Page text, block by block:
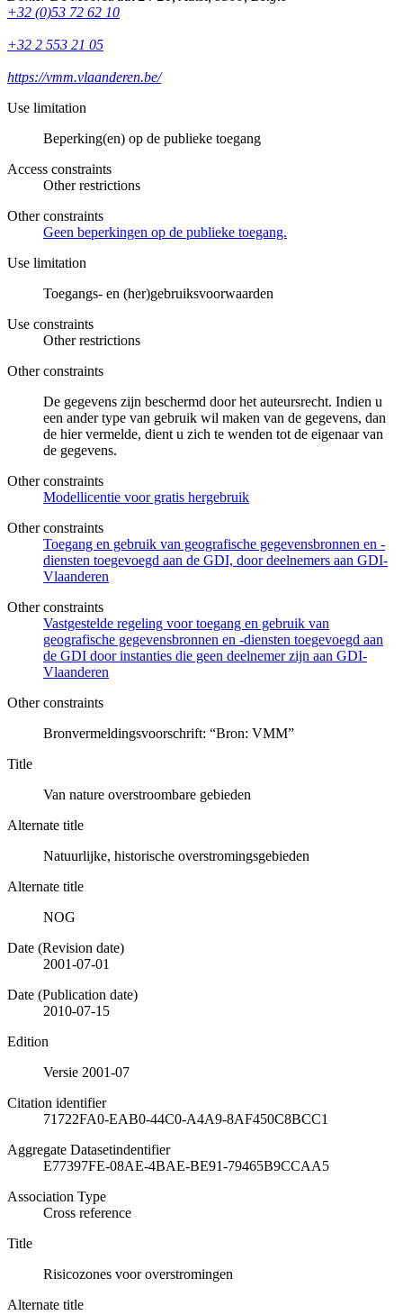
+32 (0)53 72 62 10
+32 2 553 21 05
https://vmm.vlaanderen.be/
Use limitation
Beperking(en) op de publieke toegang
Access constraints
Other restrictions
Other constraints
Geen beperkingen op de publieke toegang.
Use limitation
Toegangs- en (her)gebruiksvoorwaarden
Use constraints
Other restrictions
Other constraints
De gegevens zijn beschermd door het auteursrecht. Indien u
een ander type van gebruik wil maken van de gegevens, dan
de hier vermelde, dient u zich te wenden tot de eigenaar van
de gegevens.
Other constraints
Modellicentie voor gratis hergebruik
Other constraints
Toegang en gebruik van geografische gegevensbronnen en -
diensten toegevoegd aan de GDI, door deelnemers aan GDI-
Vlaanderen
Other constraints
Vastgestelde regeling voor toegang en gebruik van
geografische gegevensbronnen en -diensten toegevoegd aan
de GDI door instanties die geen deelnemer zijn aan GDI-
Vlaanderen
Other constraints
Bronvermeldingsvoorschrift: “Bron: VMM”
Title
Van nature overstroombare gebieden
Alternate title
Natuurlijke, historische overstromingsgebieden
Alternate title
NOG
Date (Revision date)
2001-07-01
Date (Publication date)
2010-07-15
Edition
Versie 2001-07
Citation identifier
71722FA0-EAB0-44C0-A4A9-8AF450C8BCC1
Aggregate Datasetindentifier
E77397FE-08AE-4BAE-BE91-79465B9CCAA5
Association Type
Cross reference
Title
Risicozones voor overstromingen
Alternate title